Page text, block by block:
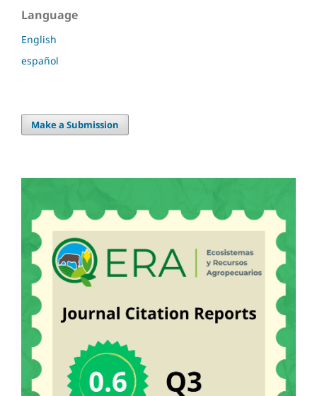
Language
English
español
Make a Submission